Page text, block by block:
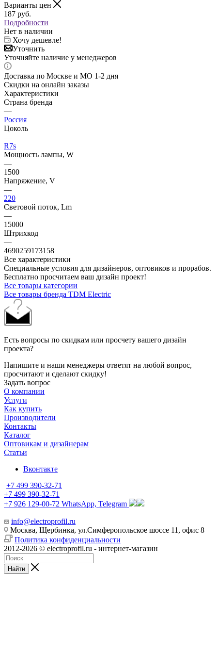
Варианты цен
187 руб.
Подробности
Нет в наличии
Хочу дешевле!
Уточнить
Уточняйте наличие у менеджеров
Доставка по Москве и МО 1-2 дня
Скидки на онлайн заказы
Характеристики
Страна бренда
—
Россия
Цоколь
—
R7s
Мощность лампы, W
—
1500
Напряжение, V
—
220
Световой поток, Lm
—
15000
Штрихкод
—
4690259173158
Все характеристики
Специальные условия для дизайнеров, оптовиков и прорабов.
Бесплатно просчитаем ваш дизайн проект!
Все товары категории
Все товары бренда TDM Electric
Есть вопросы по скидкам или просчету вашего дизайн
проекта?
Напишите и наши менеджеры ответят на любой вопрос,
просчитают и сделают скидку!
Задать вопрос
О компании
Услуги
Как купить
Производители
Контакты
Каталог
Оптовикам и дизайнерам
Статьи
Вконтакте
+7 499 390-32-71
+7 499 390-32-71
+7 926 129-00-72 WhatsApp, Telegram
info@electroprofil.ru
Москва, Щербинка, ул.Симферопольское шоссе 11, офис 8
Политика конфиденциальности
2012-2026 © electroprofil.ru - интернет-магазин
Найти